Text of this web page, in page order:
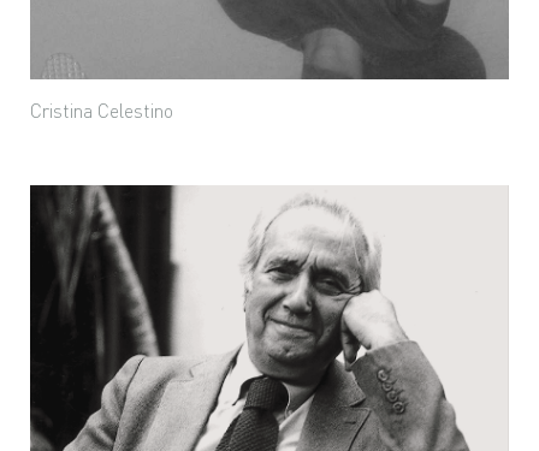
Cristina Celestino